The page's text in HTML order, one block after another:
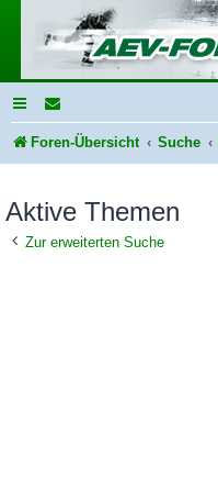
Foren-Übersicht Suche
Aktive Themen
Zur erweiterten Suche